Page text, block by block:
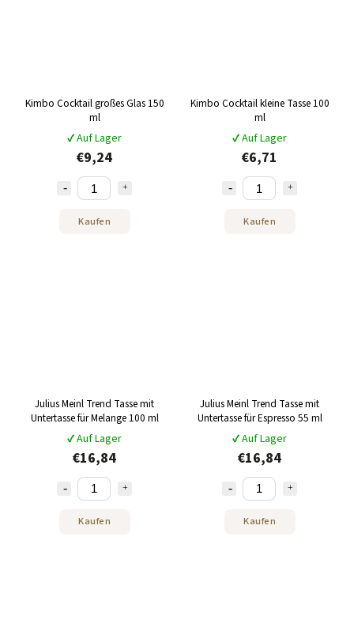
Kimbo Cocktail großes Glas 150
ml
✔ Auf Lager
€9,24
Kaufen
Kimbo Cocktail kleine Tasse 100
ml
✔ Auf Lager
€6,71
Kaufen
Julius Meinl Trend Tasse mit
Untertasse für Melange 100 ml
✔ Auf Lager
€16,84
Kaufen
Julius Meinl Trend Tasse mit
Untertasse für Espresso 55 ml
✔ Auf Lager
€16,84
Kaufen